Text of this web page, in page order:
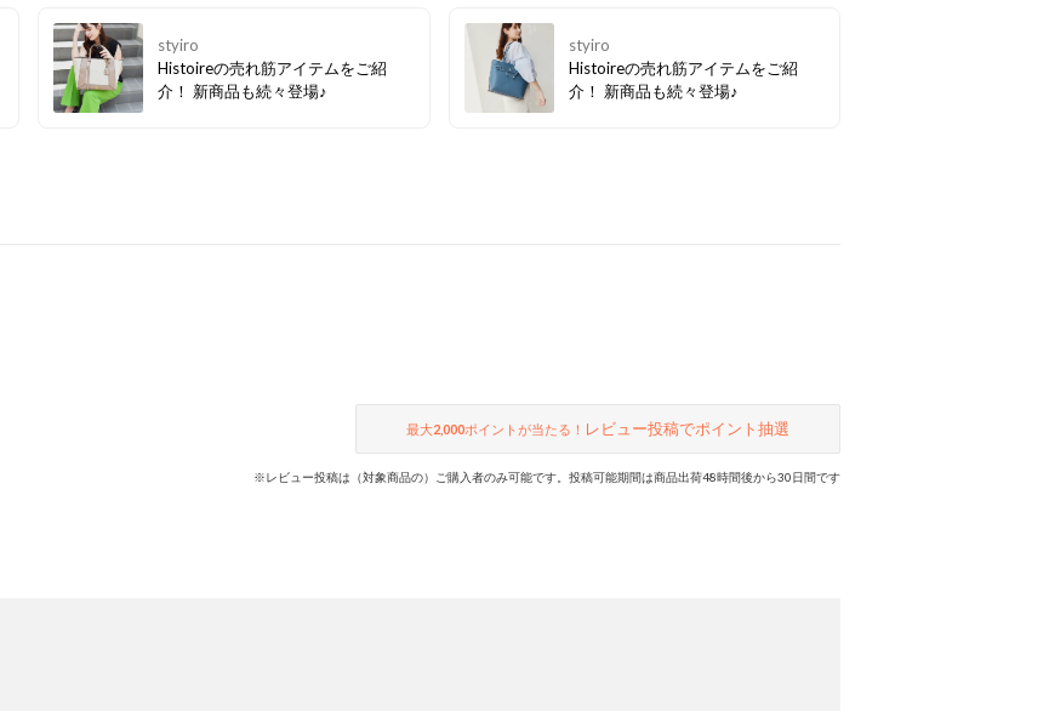
styiro
Histoireの売れ筋アイテムをご紹
介！ 新商品も続々登場♪
styiro
Histoireの売れ筋アイテムをご紹
介！ 新商品も続々登場♪
最大2,000ポイントが当たる！ レビュー投稿でポイント抽選
※レビュー投稿は（対象商品の）ご購入者のみ可能です。投稿可能期間は商品出荷48時間後から30日間です